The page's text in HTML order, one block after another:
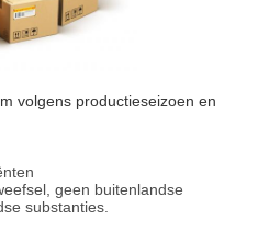
volgens productieseizoen en
geen buitenlandse
substanties.